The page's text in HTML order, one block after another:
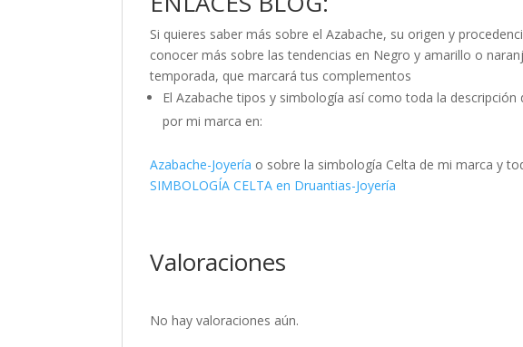
Si quieres saber más sobre el Azabache, su origen y
conocer más sobre las tendencias en Negro y amarillo o
temporada, que marcará tus complementos
El Azabache tipos y simbología así como toda la
por mi marca en:
Azabache-Joyería o sobre la simbología Celta de mi marca y
SIMBOLOGÍA CELTA en Druantias-Joyería
Valoraciones
No hay valoraciones aún.